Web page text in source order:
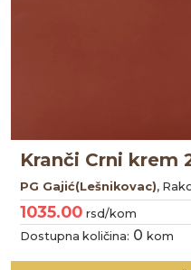
Kranči Crni krem
PG Gajić(Lešnikovac),
1035.00 rsd/kom
Dostupna količina: 0 kom